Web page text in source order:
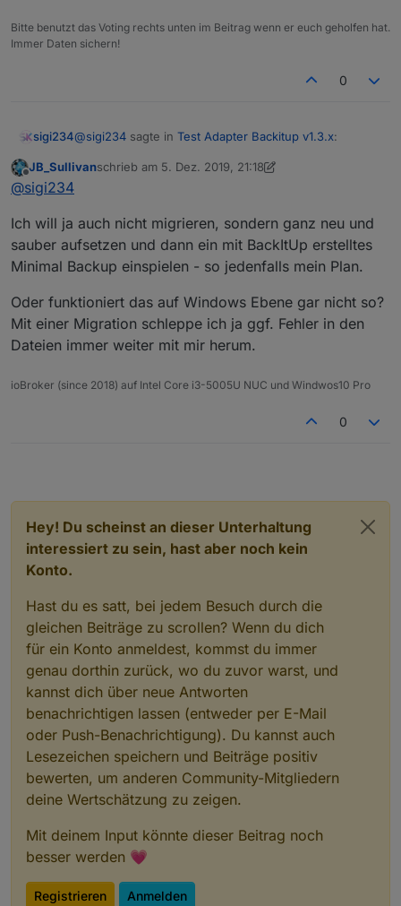
Bitte benutzt das Voting rechts unten im Beitrag wenn er euch geholfen hat.
Immer Daten sichern!
0
sigi234@sigi234 sagte in Test Adapter Backitup v1.3.x:
Ok, dann kannst aber nicht mehr migrieren.
Offline
JB_Sullivanschrieb am 5. Dez. 2019, 21:18
zuletzt editiert von JB_Sullivan12. Mai 2019, 22:22
@sigi234
Ich will ja auch nicht migrieren, sondern ganz neu und
sauber aufsetzen und dann ein mit BackItUp erstelltes
Minimal Backup einspielen - so jedenfalls mein Plan.
Oder funktioniert das auf Windows Ebene gar nicht so?
Mit einer Migration schleppe ich ja ggf. Fehler in den
Dateien immer weiter mit mir herum.
ioBroker (since 2018) auf Intel Core i3-5005U NUC und Windwos10 Pro
0
Hey! Du scheinst an dieser Unterhaltung
interessiert zu sein, hast aber noch kein
Konto.
Hast du es satt, bei jedem Besuch durch die
gleichen Beiträge zu scrollen? Wenn du dich
für ein Konto anmeldest, kommst du immer
genau dorthin zurück, wo du zuvor warst, und
kannst dich über neue Antworten
benachrichtigen lassen (entweder per E-Mail
oder Push-Benachrichtigung). Du kannst auch
Lesezeichen speichern und Beiträge positiv
bewerten, um anderen Community-Mitgliedern
deine Wertschätzung zu zeigen.
Mit deinem Input könnte dieser Beitrag noch
besser werden 💗
Registrieren Anmelden